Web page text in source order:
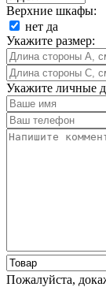
Верхние шкафы:
нет да
Укажите размер:
Укажите личные
Пожалуйста,